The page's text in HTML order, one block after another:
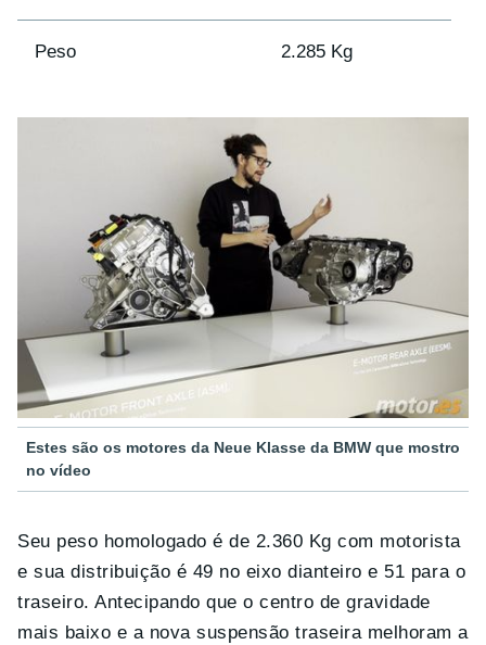
Peso 2.285 Kg
Estes são os motores da Neue Klasse da BMW que mostro
no vídeo
Seu peso homologado é de 2.360 Kg com motorista
e sua distribuição é 49 no eixo dianteiro e 51 para o
traseiro. Antecipando que o centro de gravidade
mais baixo e a nova suspensão traseira melhoram a